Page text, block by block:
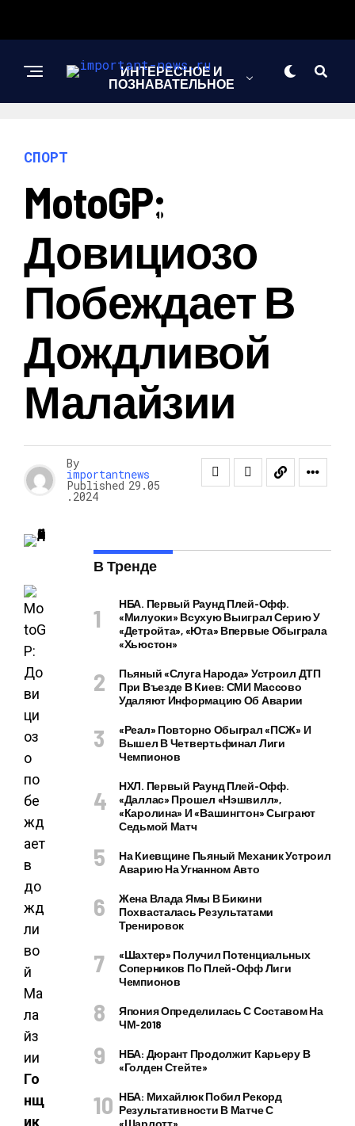
ИНТЕРЕСНОЕ И
ПОЗНАВАТЕЛЬНОЕ
СПОРТ
ШОУ-БИЗНЕС
СПОРТ
MotoGP:
Довициозо
Побеждает В
Дождливой
Малайзии
By
importantnews
Published 29.05
.2024
Го
нщ
ик
В Тренде
НБА. Первый Раунд Плей-Офф.
«Милуоки» Всухую Выиграл Серию У
«Детройта», «Юта» Впервые Обыграла
«Хьюстон»
Пьяный «слуга Народа» Устроил ДТП
При Въезде В Киев: СМИ Массово
Удаляют Информацию Об Аварии
«Реал» Повторно Обыграл «ПСЖ» И
Вышел В Четвертьфинал Лиги
Чемпионов
НХЛ. Первый Раунд Плей-Офф.
«Даллас» Прошел «Нэшвилл»,
«Каролина» И «Вашингтон» Сыграют
Седьмой Матч
На Киевщине Пьяный Механик Устроил
Аварию На Угнанном Авто
Жена Влада Ямы В Бикини
Похвасталась Результатами
Тренировок
«Шахтер» Получил Потенциальных
Соперников По Плей-Офф Лиги
Чемпионов
Япония Определилась С Составом На
ЧМ-2018
НБА: Дюрант Продолжит Карьеру В
«Голден Стейте»
НБА: Михайлюк Побил Рекорд
Результативности В Матче С
«Шарлотт»